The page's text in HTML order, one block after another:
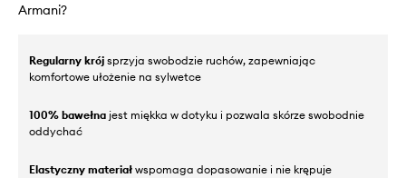
Armani?
Regularny krój sprzyja swobodzie ruchów, zapewniając
komfortowe ułożenie na sylwetce
100% bawełna jest miękka w dotyku i pozwala skórze swobodnie
oddychać
Elastyczny materiał wspomaga dopasowanie i nie krępuje